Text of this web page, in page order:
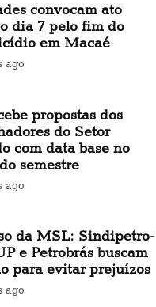
convocam ato
dia 7 pelo fim do
em Macaé
ago
propostas dos
do Setor
com data base no
semestre
ago
da MSL: Sindipetro-
e Petrobrás buscam
para evitar prejuízos
ago